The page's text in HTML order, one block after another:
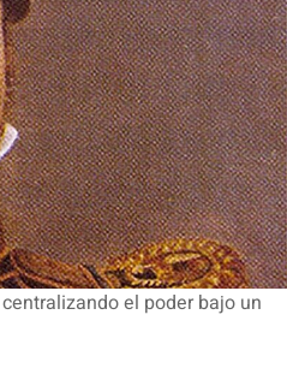
el poder bajo un